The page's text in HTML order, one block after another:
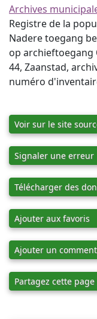
Archives
Registre de la
Nadere toegang
op archieftoegang
44, Zaanstad,
numéro
Voir sur le site
Signaler une erreur
Télécharger des
Ajouter aux favoris
Ajouter un
Partagez cette page